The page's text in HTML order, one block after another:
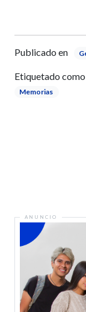
Publicado en
Etiquetado como
Memorias